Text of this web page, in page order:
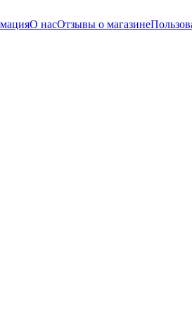
О насОтзывы о магазине